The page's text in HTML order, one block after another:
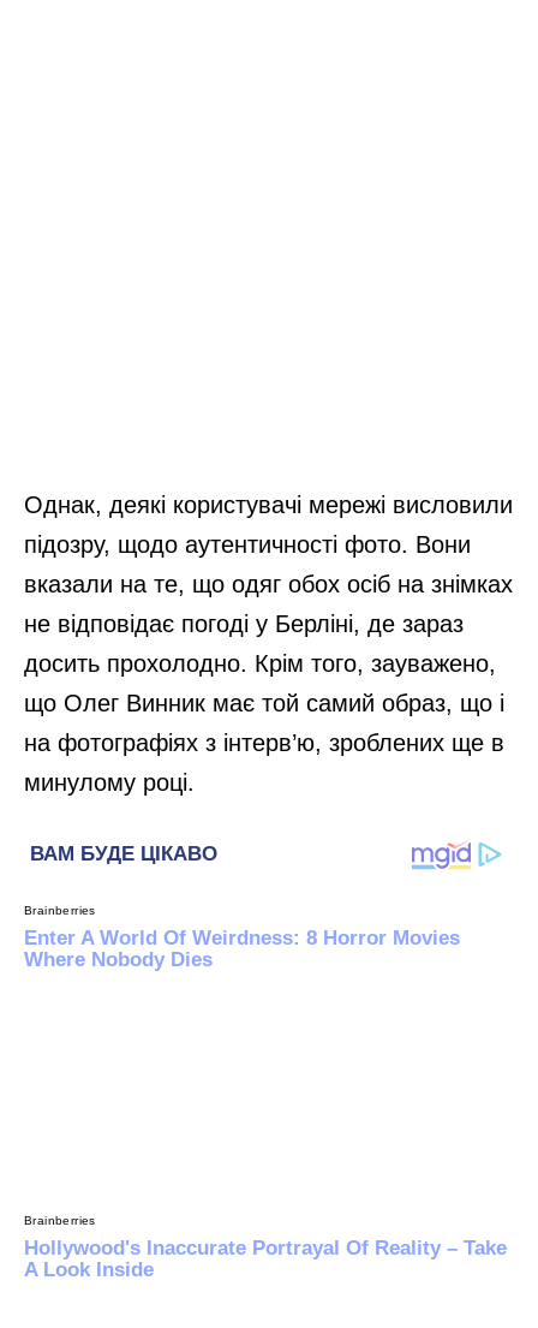
Однак, деякі користувачі мережі висловили
підозру, щодо аутентичності фото. Вони
вказали на те, що одяг обох осіб на знімках
не відповідає погоді у Берліні, де зараз
досить прохолодно. Крім того, зауважено,
що Олег Винник має той самий образ, що і
на фотографіях з інтерв’ю, зроблених ще в
минулому році.